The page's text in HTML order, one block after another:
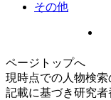
その他
ページトップへ
現時点での人物検索
記載に基づき研究